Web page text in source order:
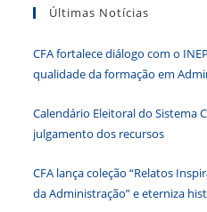
k
Últimas Notícias
CFA fortalece diálogo com o
qualidade da formação em
Calendário Eleitoral do Sistema
julgamento dos recursos
CFA lança coleção “Relatos
da Administração” e eterniza